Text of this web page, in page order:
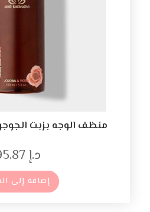
منظف ​​الوجه بزيت الجوجوبا
د.إ 95.87
إضافة إلى